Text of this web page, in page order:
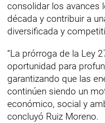
consolidar los avances
década y contribuir a
diversificada y
“La prórroga de la Ley
oportunidad para
garantizando que las
continúen siendo un
económico, social y
concluyó Ruiz Moreno.